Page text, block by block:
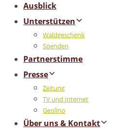
Ausblick
Unterstützen
Waldgeschenk
Spenden
Partnerstimme
Presse
Zeitung
TV und Internet
Geolino
Über uns & Kontakt